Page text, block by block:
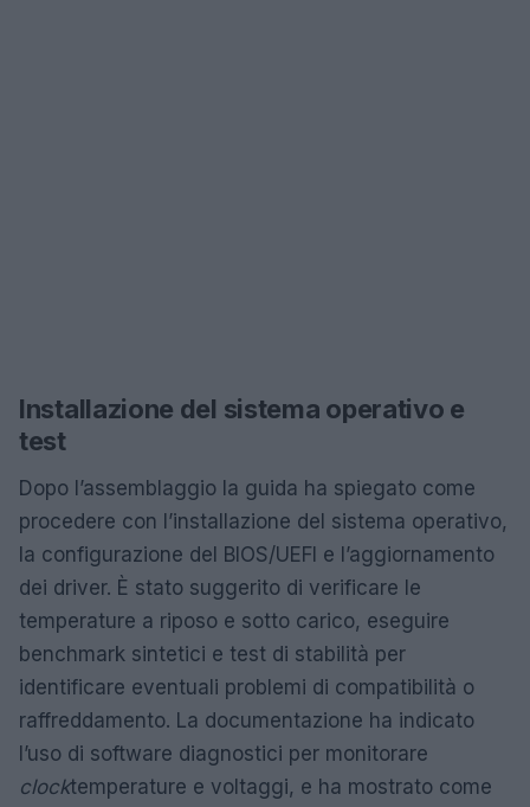
Installazione del sistema operativo e
test
Dopo l’assemblaggio la guida ha spiegato come
procedere con l’installazione del sistema operativo,
la configurazione del BIOS/UEFI e l’aggiornamento
dei driver. È stato suggerito di verificare le
temperature a riposo e sotto carico, eseguire
benchmark sintetici e test di stabilità per
identificare eventuali problemi di compatibilità o
raffreddamento. La documentazione ha indicato
l’uso di software diagnostici per monitorare
clocktemperature e voltaggi, e ha mostrato come